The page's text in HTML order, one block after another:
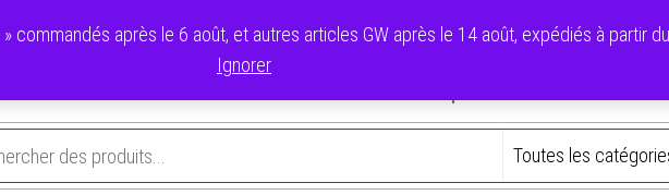
commandés après le 6 août, et autres articles GW après le 14 août, expédiés à partir
Ignorer